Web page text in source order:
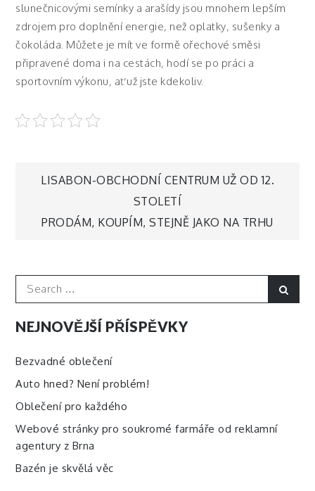
slunečnicovými semínky a arašídy jsou mnohem lepším
zdrojem pro doplnění energie, než oplatky, sušenky a
čokoláda. Můžete je mít ve formě ořechové směsi
připravené doma i na cestách, hodí se po práci a
sportovním výkonu, ať už jste kdekoliv.
Navigace
pro
LISABON-OBCHODNÍ CENTRUM UŽ OD 12.
STOLETÍ
PRODÁM, KOUPÍM, STEJNĚ JAKO NA TRHU
Search
NEJNOVĚJŠÍ PŘÍSPĚVKY
Bezvadné oblečení
Auto hned? Není problém!
Oblečení pro každého
Webové stránky pro soukromé farmáře od reklamní
agentury z Brna
Bazén je skvělá věc